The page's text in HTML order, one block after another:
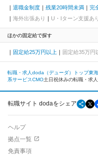
退職金制度
残業20時間未満 完
海外出張あり
U・Iターン支援あり
ほかの固定給で探す
固定給25万円以上 固定給35万円
転職・求人doda（デューダ）トップ東海
系サービスCMO土日祝休みの転職・求
転職サイト dodaをシェア
ヘルプ
拠点一覧
免責事項